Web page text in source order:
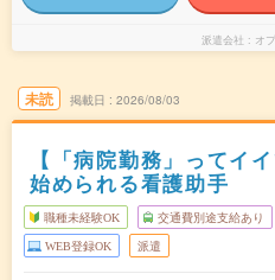
派遣会社 オ
未読 掲載日 2026/08/03
【「病院勤務」ってイ
始められる看護助手
職種未経験OK 交通費別途支給あり
WEB登録OK 派遣